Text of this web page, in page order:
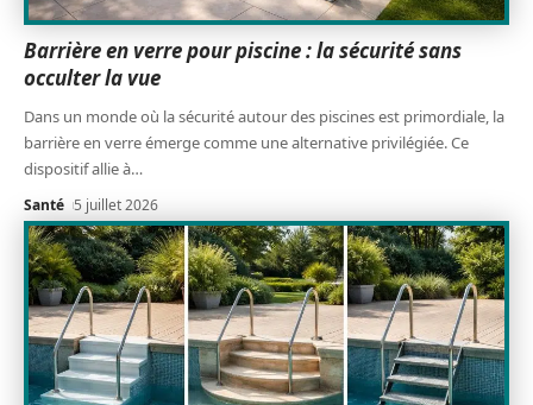
Barrière en verre pour piscine : la sécurité sans
occulter la vue
Dans un monde où la sécurité autour des piscines est primordiale, la
barrière en verre émerge comme une alternative privilégiée. Ce
dispositif allie à…
Santé 5 juillet 2026